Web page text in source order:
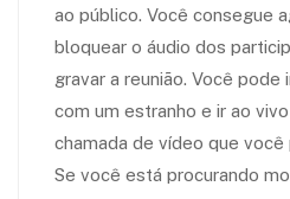
ao público. Você consegue
bloquear o áudio dos
gravar a reunião. Você pode
com um estranho e ir ao
chamada de vídeo que
Se você está procurando